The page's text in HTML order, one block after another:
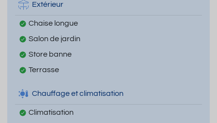
Extérieur
Chaise longue
Salon de jardin
Store banne
Terrasse
Chauffage et climatisation
Climatisation